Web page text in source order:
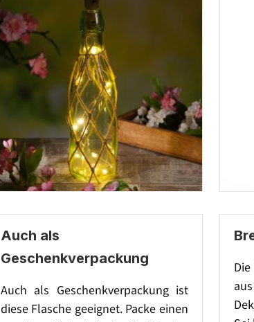
Auch als
Geschenkverpackung
Auch als Geschenkverpackung ist
diese Flasche geeignet. Packe einen